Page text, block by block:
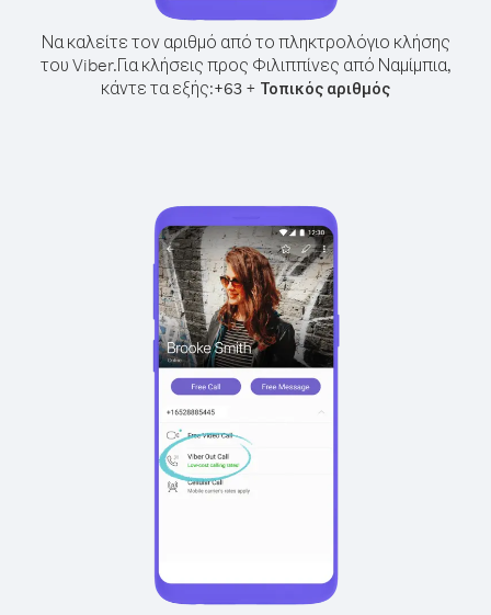
Να καλείτε τον αριθμό από το πληκτρολόγιο κλήσης
του Viber.Για κλήσεις προς Φιλιππίνες από Ναμίμπια,
κάντε τα εξής:+63 + Τοπικός αριθμός